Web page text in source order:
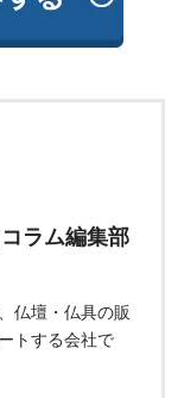
ラム編集部
仏壇・仏具の販
トする会社で